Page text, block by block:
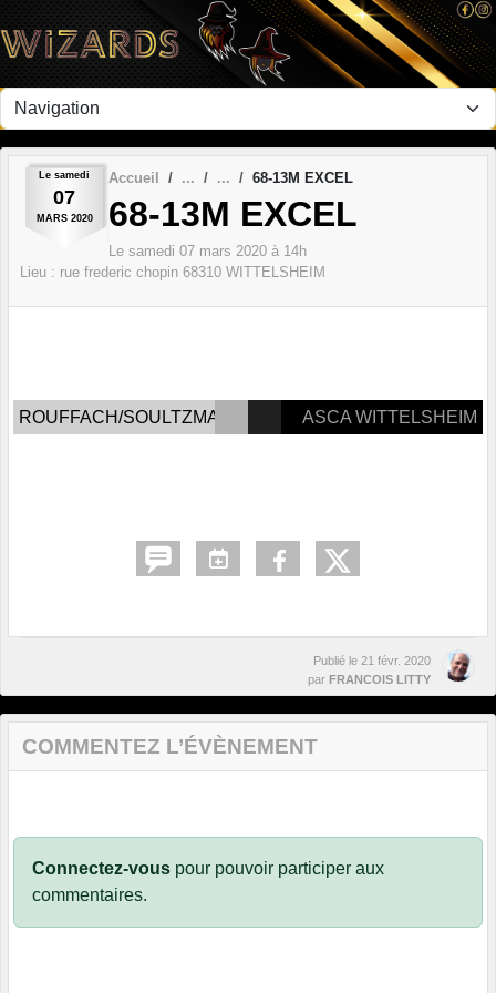
Le samedi
07
MARS 2020
Accueil 68-13M EXCEL
68-13M EXCEL
Le samedi 07 mars 2020 à 14h
Lieu : rue frederic chopin 68310 WITTELSHEIM
ROUFFACH/SOULTZMATT ASCA WITTELSHEIM
Publié le 21 févr. 2020
par FRANCOIS LITTY
COMMENTEZ L’ÉVÈNEMENT
Connectez-vous pour pouvoir participer aux
commentaires.
Panneau de gestion des cookies